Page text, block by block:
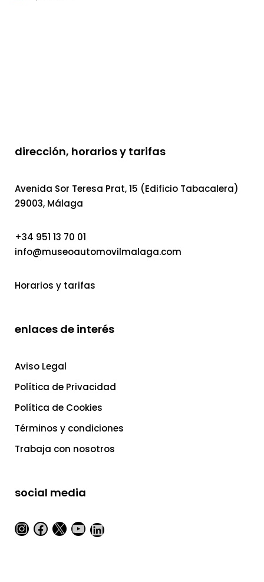
dirección, horarios y tarifas
Avenida Sor Teresa Prat, 15 (Edificio Tabacalera)
29003, Málaga
+34 951 13 70 01
info@museoautomovilmalaga.com
Horarios y tarifas
enlaces de interés
Aviso Legal
Política de Privacidad
Política de Cookies
Términos y condiciones
Trabaja con nosotros
social media
Instagram
Facebook
X YouTube
LinkedIn